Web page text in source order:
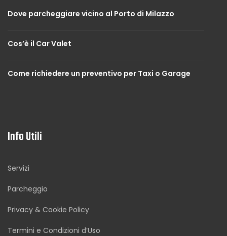
Dove parcheggiare vicino al Porto di Milazzo
Cos’è il Car Valet
Come richiedere un preventivo per Taxi o Garage
Info Utili
Servizi
Parcheggio
Privacy & Cookie Policy
Termini e Condizioni d’Uso